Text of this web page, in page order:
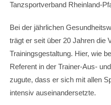
Tanzsportverband Rheinland-
Bei der jährlichen
trägt er seit über 20 Jahren die
Trainingsgestaltung. Hier, wie
Referent in der Trainer-Aus-
zugute, dass er sich mit allen
intensiv auseinandersetzte.